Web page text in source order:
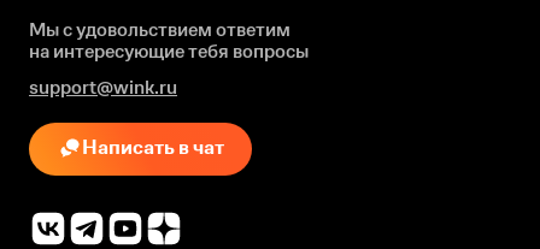
Мы с удовольствием ответим
на интересующиетебя вопросы
support@wink.ru
Написать в чат